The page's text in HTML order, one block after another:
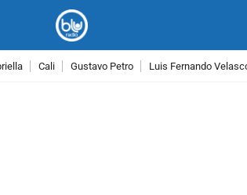
Cali Gustavo Petro Luis Fernando